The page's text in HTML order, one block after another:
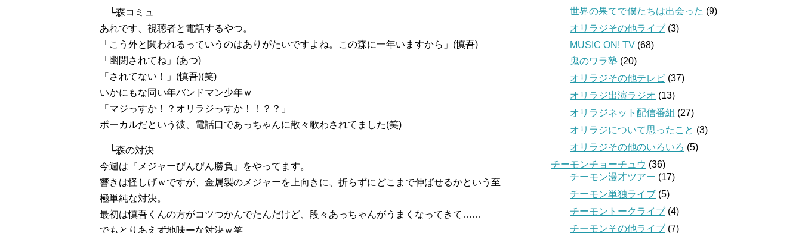
└森コミュ
あれです、視聴者と電話するやつ。
「こう外と関われるっていうのはありがたいですよね。この森に一年いますから」(慎吾)
「幽閉されてね」(あつ)
「されてない！」(慎吾)(笑)
いかにもな同い年バンドマン少年ｗ
「マジっすか！？オリラジっすか！！？？」
ボーカルだという彼、電話口であっちゃんに散々歌わされてました(笑)
└森の対決
今週は『メジャーびんびん勝負』をやってます。
響きは怪しげｗですが、金属製のメジャーを上向きに、折らずにどこまで伸ばせるかという至
極単純な対決。
最初は慎吾くんの方がコツつかんでたんだけど、段々あっちゃんがうまくなってきて……
でもとりあえず地味ーな対決ｗ笑
世界の果てで僕たちは出会った (9)
オリラジその他ライブ (3)
MUSIC ON! TV (68)
鬼のワラ塾 (20)
オリラジその他テレビ (37)
オリラジ出演ラジオ (13)
オリラジネット配信番組 (27)
オリラジについて思ったこと (3)
オリラジその他のいろいろ (5)
チーモンチョーチュウ (36)
チーモン漫才ツアー (17)
チーモン単独ライブ (5)
チーモントークライブ (4)
チーモンその他ライブ (7)